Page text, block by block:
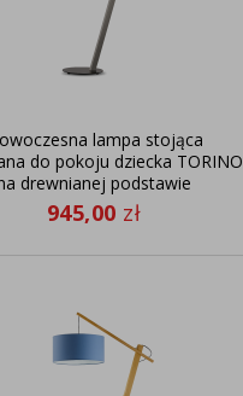
lampa stojąca
do pokoju dziecka TORINO
drewnianej podstawie
945,00 zł